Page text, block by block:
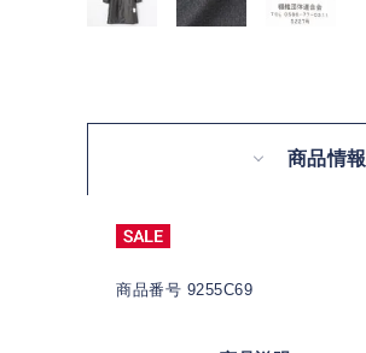
商品情報
商品番号 9255C69